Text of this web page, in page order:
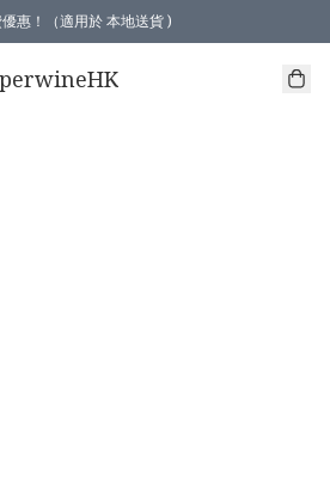
惠！（適用於 本地送貨 )